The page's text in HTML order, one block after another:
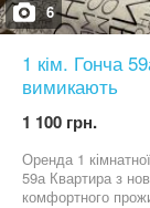
6
1 кім. Гонча
вимикають
1 100 грн.
Оренда 1
59а Квартира з
комфортного